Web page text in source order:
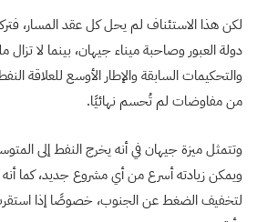
لكن هذا الاستئناف لم يحل كل عقد المسار،
دولة العبور وصاحبة ميناء جيهان، بينما لا تزال
والتحكيمات السابقة والإطار الأوسع للعلاقة
من مفاوضات لم تُحسم نهائيًا.
وتتمثل ميزة جيهان في أنه يخرج النفط إلى
ويمكن زيادته أسرع من أي مشروع جديد، كما أنه
لتخفيف الضغط عن الجنوب، خصوصًا إذا